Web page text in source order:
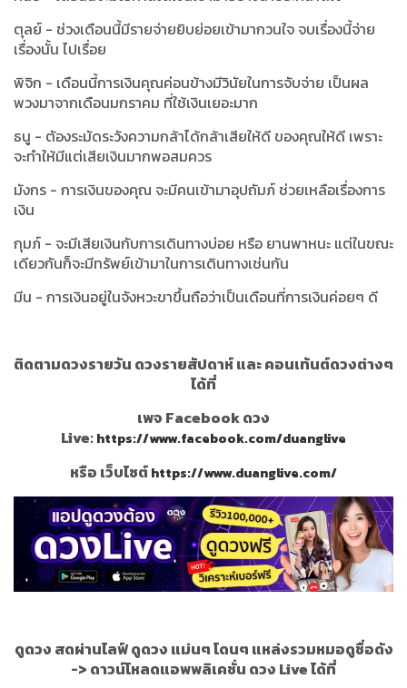
ตุลย์ - ช่วงเดือนนี้มีรายจ่ายยิบย่อยเข้ามากวนใจ จบเรื่องนี้จ่าย
เรื่องนั้น ไปเรื่อย
พิจิก - เดือนนี้การเงินคุณค่อนข้างมีวินัยในการจับจ่าย เป็นผล
พวงมาจากเดือนมกราคม ที่ใช้เงินเยอะมาก
ธนู - ตัองระมัดระวังความกล้าได้กล้าเสียให้ดี ของคุณให้ดี เพราะ
จะทำให้มีแต่เสียเงินมากพอสมควร
มังกร - การเงินของคุณ จะมีคนเข้ามาอุปถัมภ์ ช่วยเหลือเรื่องการ
เงิน
กุมภ์ - จะมีเสียเงินกับการเดินทางบ่อย หรือ ยานพาหนะ แต่ในขณะ
เดียวกันก็จะมีทรัพย์เข้ามาในการเดินทางเช่นกัน
มีน - การเงินอยู่ในจังหวะขาขึ้นถือว่าเป็นเดือนที่การเงินค่อยๆ ดี
ติดตามดวงรายวัน ดวงรายสัปดาห์ และ คอนเท้นต์ดวงต่างๆ
ได้ที่
เพจ Facebook ดวง
Live:https://www.facebook.com/duanglive
หรือ เว็บไซต์https://www.duanglive.com/
ดูดวง สดผ่านไลฟ์ ดูดวง แม่นๆ โดนๆ แหล่งรวมหมอดูชื่อดัง
-> ดาวน์โหลดแอพพลิเคชั่น ดวง Live ได้ที่